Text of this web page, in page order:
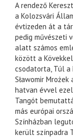
A rendező
a Kolozsvári
évtizeden át a
pedig művészeti
alatt számos
között a
csodatorta, Túl a
Sławomir
hatvan évvel
Tangót
más európai
Színházban
került színpadra